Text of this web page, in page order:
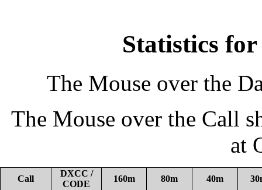
Statistics
The Mouse over the
The Mouse over the Call
at
Call
DXCC /
CODE
160m 80m 40m